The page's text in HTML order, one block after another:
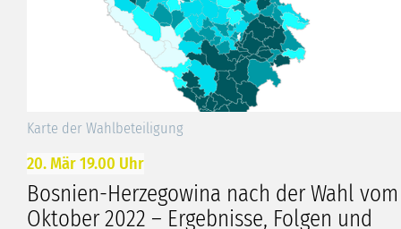
Karte der Wahlbeteiligung
20. Mär 19.00 Uhr
Bosnien-Herzegowina nach der Wahl vom
Oktober 2022 – Ergebnisse, Folgen und